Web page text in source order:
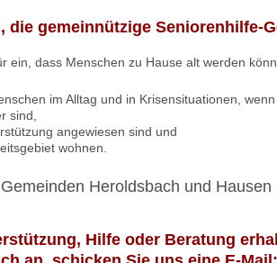
die gemeinnützige Seniorenhilfe-
ein, dass Menschen zu Hause alt werden
im Alltag und in Krisensituationen, wenn
sind,
angewiesen sind und
wohnen.
Heroldsbach und
Hilfe oder Beratung